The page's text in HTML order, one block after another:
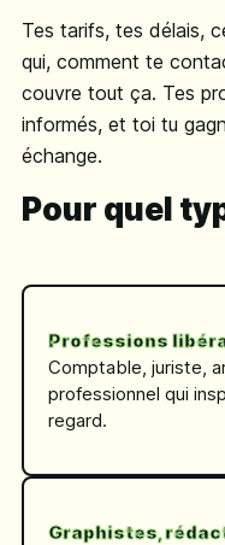
Tes tarifs, tes délais,
qui, comment te
couvre tout ça. Tes
informés, et toi tu
échange.
Pour quel
Professions
Comptable, juriste,
professionnel qui
regard.
Graphistes,